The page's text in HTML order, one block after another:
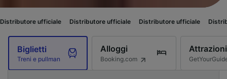
Distributore ufficiale Distributore ufficiale Distributore ufficiale
Biglietti
Treni e pullman
Alloggi
Booking.com
Attrazioni